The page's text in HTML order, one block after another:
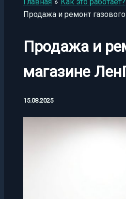
Продажа и ремонт
Продажа и
магазине
15.08.2025